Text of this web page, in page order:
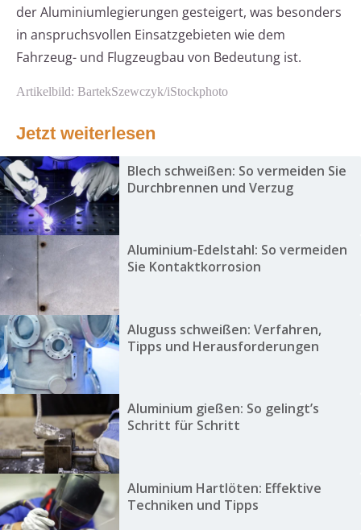
der Aluminiumlegierungen gesteigert, was besonders
in anspruchsvollen Einsatzgebieten wie dem
Fahrzeug- und Flugzeugbau von Bedeutung ist.
Artikelbild: BartekSzewczyk/iStockphoto
Jetzt weiterlesen
Blech schweißen: So vermeiden Sie
Durchbrennen und Verzug
Aluminium-Edelstahl: So vermeiden
Sie Kontaktkorrosion
Aluguss schweißen: Verfahren,
Tipps und Herausforderungen
Aluminium gießen: So gelingt’s
Schritt für Schritt
Aluminium Hartlöten: Effektive
Techniken und Tipps